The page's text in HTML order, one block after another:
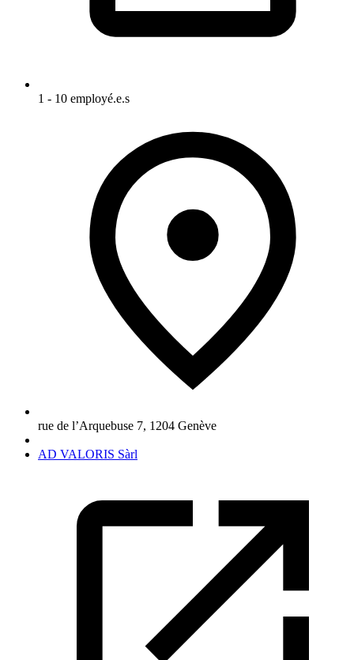
1 - 10 employé.e.s
rue de l’Arquebuse 7, 1204 Genève
AD VALORIS Sàrl